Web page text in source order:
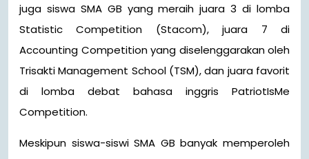
juga siswa SMA GB yang meraih juara 3 di lomba
Statistic Competition (Stacom), juara 7 di
Accounting Competition yang diselenggarakan oleh
Trisakti Management School (TSM), dan juara favorit
di lomba debat bahasa inggris PatriotIsMe
Competition.
Meskipun siswa-siswi SMA GB banyak memperoleh